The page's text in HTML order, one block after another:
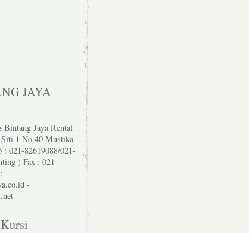
JAYA
Bintang Jaya Rental
1 No 40 Mustika
: 021-82619088/021-
) Fax : 021-
-